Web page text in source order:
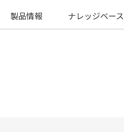
製品情報 ナレッジベース